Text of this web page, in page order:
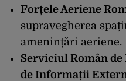
Forțele Aeriene
supravegherea
amenințări aeriene.
Serviciul Român
de Informații